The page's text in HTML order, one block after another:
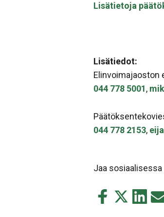
Lisätietoja
Lisätiedot:
Elinvoimajaoston
044 778 5001,
044 778 2153,
Jaa
Jaa
Jaa
Jaa